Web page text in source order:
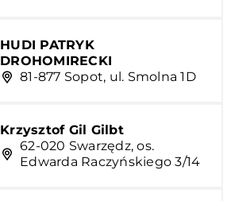
HUDI PATRYK
DROHOMIRECKI
81-877 Sopot, ul. Smolna 1D
Krzysztof Gil Gilbt
62-020 Swarzędz, os.
Edwarda Raczyńskiego 3/14